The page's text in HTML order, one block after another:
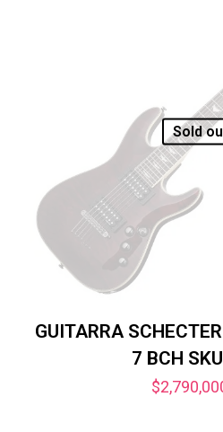
Sold
GUITARRA
7 BCH
$